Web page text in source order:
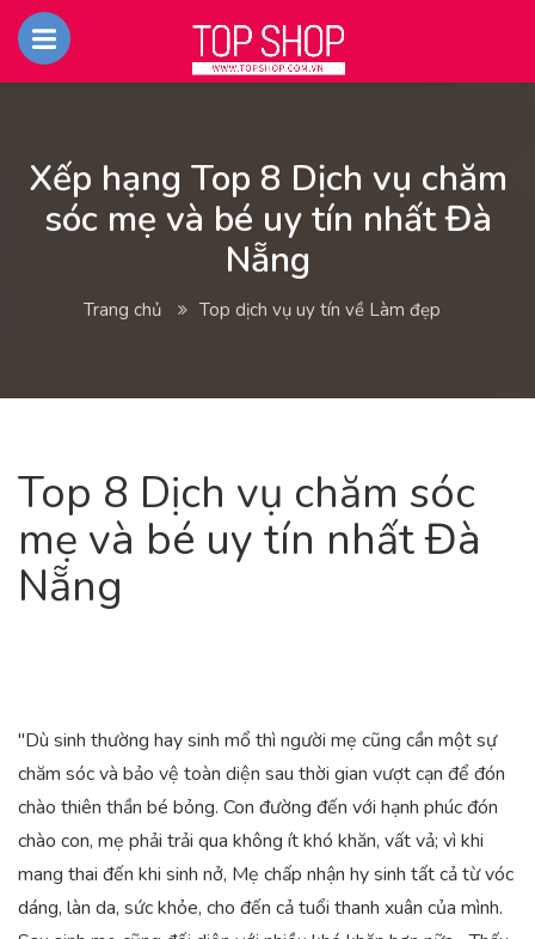
Xếp hạng Top 8 Dịch vụ chăm
sóc mẹ và bé uy tín nhất Đà
Nẵng
Trang chủ Top dịch vụ uy tín về Làm đẹp
Top 8 Dịch vụ chăm sóc
mẹ và bé uy tín nhất Đà
Nẵng
"Dù sinh thường hay sinh mổ thì người mẹ cũng cần một sự
chăm sóc và bảo vệ toàn diện sau thời gian vượt cạn để đón
chào thiên thần bé bỏng. Con đường đến với hạnh phúc đón
chào con, mẹ phải trải qua không ít khó khăn, vất vả; vì khi
mang thai đến khi sinh nở, Mẹ chấp nhận hy sinh tất cả từ vóc
dáng, làn da, sức khỏe, cho đến cả tuổi thanh xuân của mình.